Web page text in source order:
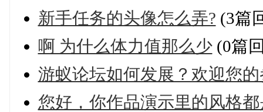
新手任务的头像怎么弄? (3篇
啊 为什么体力值那么少(0篇
游蚁论坛如何发展？欢迎您
您好，你作品演示里的风格